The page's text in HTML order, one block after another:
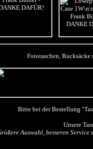
Fototaschen,
Bitte bei der Bestellung
Unsere
Auswahl, besseren